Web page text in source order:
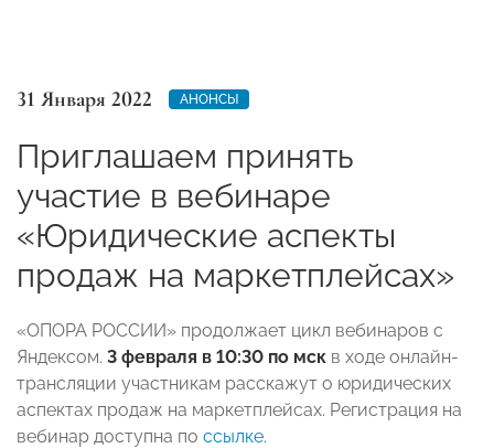
31 Января 2022 АНОНСЫ
Приглашаем принять
участие в вебинаре
«Юридические аспекты
продаж на маркетплейсах»
«ОПОРА РОССИИ» продолжает цикл вебинаров с
Яндексом. 3 февраля в 10:30 по мск в ходе онлайн-
трансляции участникам расскажут о юридических
аспектах продаж на маркетплейсах. Регистрация на
вебинар доступна по ссылке.